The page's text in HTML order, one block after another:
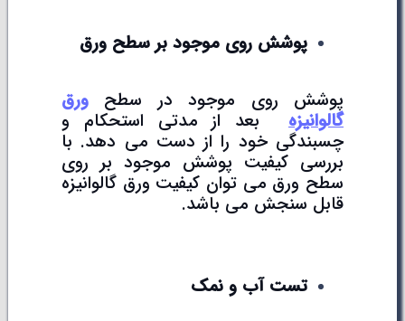
پوشش روی موجود بر سطح ورق
پوشش روی موجود در سطح ورق
گالوانیزه بعد از مدتی استحکام و
چسبندگی خود را از دست می دهد. با
بررسی کیفیت پوشش موجود بر روی
سطح ورق می توان کیفیت ورق گالوانیزه
قابل سنجش می باشد.
تست آب و نمک